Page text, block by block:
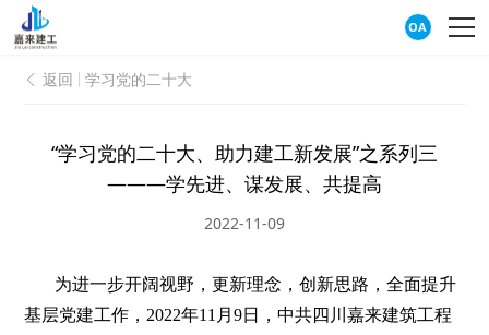
OA
 返回 学习党的二十大
“学习党的二十大、助力建工新发展”之系列三
———学先进、谋发展、共提高
2022-11-09
为进一步开阔视野，更新理念，创新思路，全面提升
基层党建工作，2022年11月9日，中共四川嘉来建筑工程